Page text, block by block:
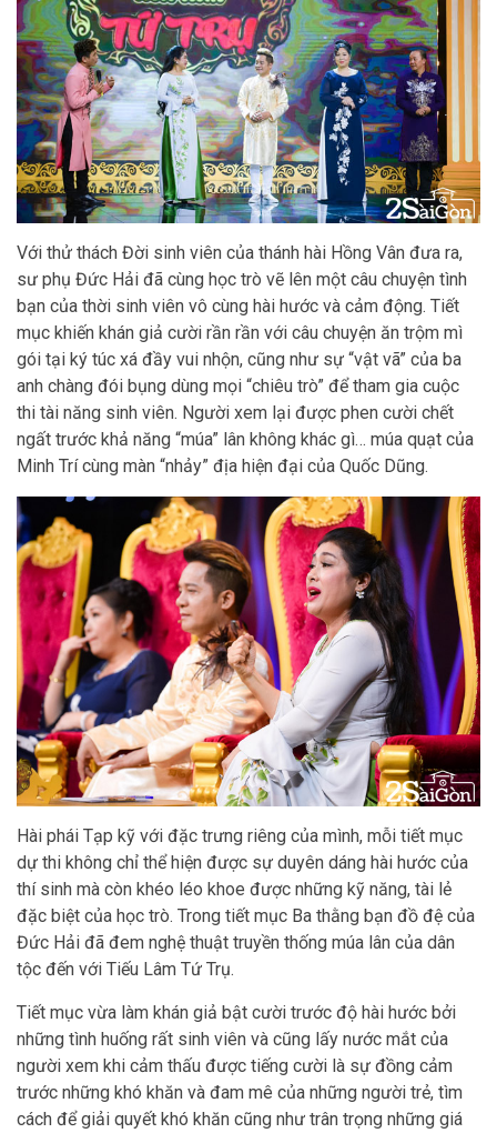
Với thử thách Đời sinh viên của thánh hài Hồng Vân đưa ra,
sư phụ Đức Hải đã cùng học trò vẽ lên một câu chuyện tình
bạn của thời sinh viên vô cùng hài hước và cảm động. Tiết
mục khiến khán giả cười rần rần với câu chuyện ăn trộm mì
gói tại ký túc xá đầy vui nhộn, cũng như sự “vật vã” của ba
anh chàng đói bụng dùng mọi “chiêu trò” để tham gia cuộc
thi tài năng sinh viên. Người xem lại được phen cười chết
ngất trước khả năng “múa” lân không khác gì… múa quạt của
Minh Trí cùng màn “nhảy” địa hiện đại của Quốc Dũng.
Hài phái Tạp kỹ với đặc trưng riêng của mình, mỗi tiết mục
dự thi không chỉ thể hiện được sự duyên dáng hài hước của
thí sinh mà còn khéo léo khoe được những kỹ năng, tài lẻ
đặc biệt của học trò. Trong tiết mục Ba thằng bạn đồ đệ của
Đức Hải đã đem nghệ thuật truyền thống múa lân của dân
tộc đến với Tiếu Lâm Tứ Trụ.
Tiết mục vừa làm khán giả bật cười trước độ hài hước bởi
những tình huống rất sinh viên và cũng lấy nước mắt của
người xem khi cảm thấu được tiếng cười là sự đồng cảm
trước những khó khăn và đam mê của những người trẻ, tìm
cách để giải quyết khó khăn cũng như trân trọng những giá